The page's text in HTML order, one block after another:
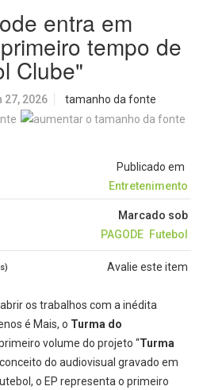
entra em
tempo de
Clube"
27, 2026 tamanho da fonte
Publicado em
Entretenimento
Marcado sob
PAGODE Futebol
Avalie este item
os trabalhos com a inédita
é Mais, o Turma do
volume do projeto “Turma
do audiovisual gravado em
o EP representa o primeiro